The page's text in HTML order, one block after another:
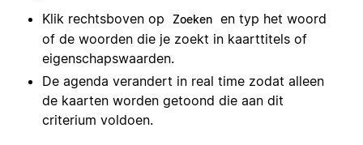
Klik rechtsboven op
Zoeken en typ het woord
of de woorden die je zoekt in kaarttitels of
eigenschapswaarden.
De agenda verandert in real time zodat alleen
de kaarten worden getoond die aan dit
criterium voldoen.